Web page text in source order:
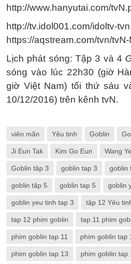
http://www.hanyutai.com/
http://tv.idol001.com/
https://aqstream.com/tvn/
Lịch phát sóng: Tập 3 và 4
sóng vào lúc 22h30 (giờ
giờ Việt Nam) tối thứ sáu
10/12/2016) trên kênh tvN.
viên mãn Yêu tinh Goblin
Ji Eun Tak Kim Go Eun Wang
Goblin tâp 3 goblin tap 3 goblin
goblin tập 5 goblin tap 5 goblin
goblin yeu tinh tap 3 tập 12 Yêu
tap 12 phim goblin tap 11 phim
phim goblin tap 11 phim goblin tap
phim goblin tap 13 phim goblin tap